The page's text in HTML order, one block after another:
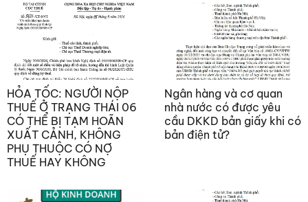
HỎA TỐC: NGƯỜI NỘP
THUẾ Ở TRẠNG THÁI 06
CÓ THỂ BỊ TẠM HOÃN
XUẤT CẢNH, KHÔNG
PHỤ THUỘC CÓ NỢ
THUẾ HAY KHÔNG
Ngân hàng và cơ quan
nhà nước có được yêu
cầu DKKD bản giấy khi có
bản điện tử?